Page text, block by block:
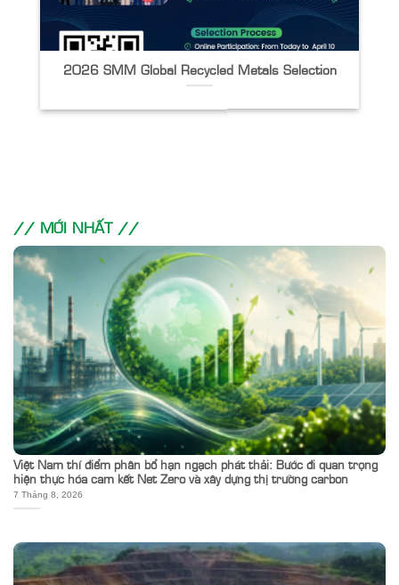
2026 SMM Global Recycled Metals Selection
// MỚI NHẤT //
Việt Nam thí điểm phân bổ hạn ngạch phát thải: Bước đi quan trọng
hiện thực hóa cam kết Net Zero và xây dựng thị trường carbon
7 Tháng 8, 2026